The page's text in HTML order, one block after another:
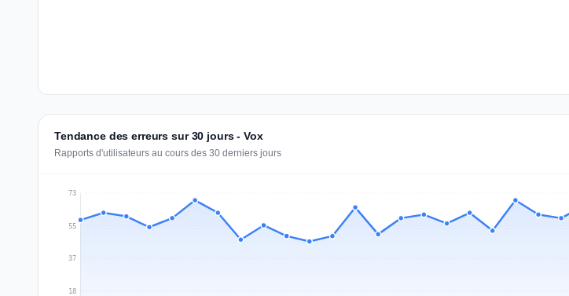
Tendance des erreurs sur 30 jours - Vox
Rapports d'utilisateurs au cours des 30 derniers jours
18
37
55
73